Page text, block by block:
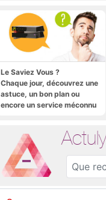
Le Saviez Vous ?
Chaque jour, découvrez une
astuce, un bon plan ou
encore un service méconnu